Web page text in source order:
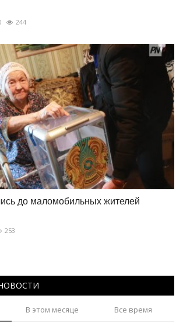
244
до маломобильных жителей
253
В этом месяце Все время